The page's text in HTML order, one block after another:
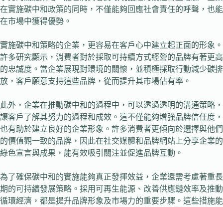
在實施碳中和政策的同時，不僅能夠回應社會責任的呼聲，也能
在市場中獲得優勢。
實施碳中和策略的企業，更容易在客戶心中建立起正面的形象。
許多研究顯示，消費者對於採取可持續方式經營的品牌有著更高
的忠誠度。當企業展現對環境的關懷，並積極採取行動減少碳排
放，客戶願意支持這些品牌，從而提升其市場佔有率。
此外，企業在推動碳中和的過程中，可以透過透明的溝通策略，
讓客戶了解其努力的過程和成效。這不僅能夠增強品牌信任度，
也有助於建立良好的企業形象。許多消費者更傾向於選擇與他們
的價值觀一致的品牌，因此在社交媒體和品牌網站上分享企業的
綠色宣言與成果，能有效吸引關注並促進品牌互動。
為了確保碳中和的實施能夠真正發揮效益，企業還需考慮著重長
期的可持續發展策略。採用可再生能源、改善供應鏈效率及推動
循環經濟，都是提升品牌形象及市場力的重要步驟。這些措施能